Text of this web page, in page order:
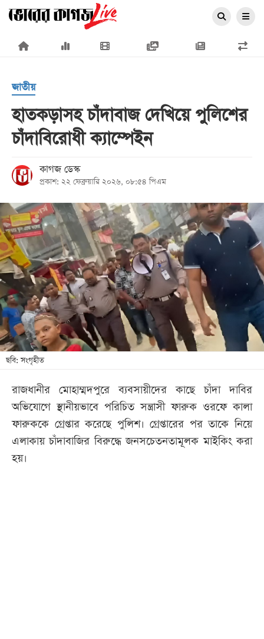
×
প্রচ্ছদ
জাতীয়
রাজনীতি
অর্থনীতি
আন্তর্জাতিক
সারাদেশ
খেলা
বিনোদন
লাইফ
স্টাইল
শিক্ষা
সব
বিভাগ
জাতীয়
হাতকড়াসহ চাঁদাবাজ দেখিয়ে পুলিশের
চাঁদাবিরোধী ক‍্যাম্পেইন
কাগজ ডেস্ক
প্রকাশ: ২২ ফেব্রুয়ারি ২০২৬, ০৮:৫৪ পিএম
ছবি: সংগৃহীত
রাজধানীর মোহাম্মদপুরে ব্যবসায়ীদের কাছে চাঁদা দাবির
অভিযোগে স্থানীয়ভাবে পরিচিত সন্ত্রাসী ফারুক ওরফে কালা
ফারুককে গ্রেপ্তার করেছে পুলিশ। গ্রেপ্তারের পর তাকে নিয়ে
এলাকায় চাঁদাবাজির বিরুদ্ধে জনসচেতনতামূলক মাইকিং করা
হয়।